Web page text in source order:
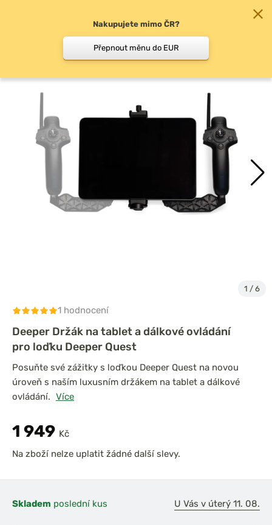
Příslušenství k…
1 / 6
1 hodnocení
Deeper Držák na tablet a dálkové ovládání
pro loďku Deeper Quest
Posuňte své zážitky s loďkou Deeper Quest na novou
úroveň s naším luxusním držákem na tablet a dálkové
ovládání. Více
1 949 Kč
Na zboží nelze uplatit žádné další slevy.
Skladem poslední kus U Vás v úterý 11. 08.
Nakupujete mimo ČR?
Přepnout měnu do EUR